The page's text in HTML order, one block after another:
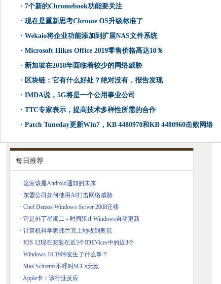
· 7个新的Chromebook功能要关注
· 现在是重新思考Chrome OS升级标准了
· Wekaio将企业功能添加到扩展NAS文件系统
· Microsoft Hikes Office 2019零售价格高达10％
· 新加坡在2018年面临着较少的网络威胁
· 区块链：它有什么好处？绝对没有，报告发现
· IMDA说，5G将是一个公用事业公司
· TTC专家表示，提高技术多样性所需的合作
· Patch Tuneday更新Win7，KB 4480970和KB 4480960击败网络
每日推荐
· 这应该是Android通知的未来
· 东盟公司如何使用AI打击网络威胁
· Chef Demos Windows Server 2008迁移
· 它是补丁星期二 - 时间阻止Windows自动更新
· 计算机科学家弗兰克土地收到奥贝
· IOS 12现在安装在近3个IDEVices中的近3个
· Windows 10 1909发生了什么事？
· Max Schrems不呼叫SCCs无效
· Apple卡：该行业反应